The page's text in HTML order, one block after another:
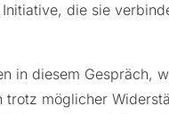
die sie
in diesem Gespräch,
trotz möglicher